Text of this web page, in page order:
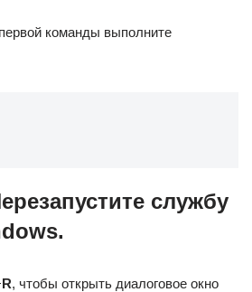
команды выполните
службу
R, чтобы открыть диалоговое окно